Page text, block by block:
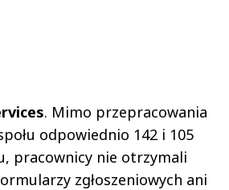
. Mimo przepracowania
odpowiednio 142 i 105
pracownicy nie otrzymali
zgłoszeniowych ani